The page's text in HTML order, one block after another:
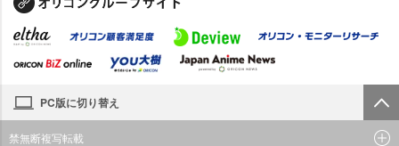
PC版に切り替え
禁無断複写転載